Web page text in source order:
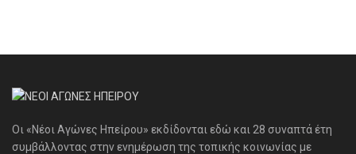
Οι «Νέοι Αγώνες Ηπείρου» εκδίδονται εδώ και 28 συναπτά έτη
συμβάλλοντας στην ενημέρωση της τοπικής κοινωνίας με